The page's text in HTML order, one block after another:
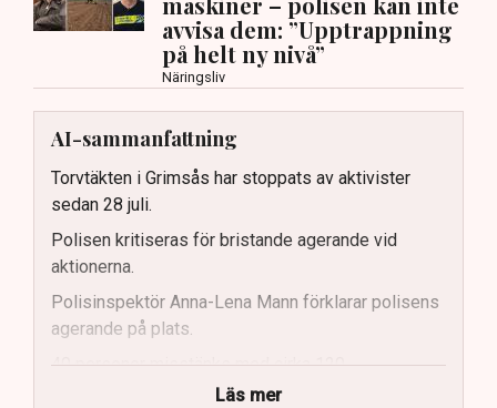
avvisa dem: ”Upptrappning
på helt ny nivå”
Näringsliv
AI-sammanfattning
Torvtäkten i Grimsås har stoppats av aktivister
sedan 28 juli.
Polisen kritiseras för bristande agerande vid
aktionerna.
Polisinspektör Anna-Lena Mann förklarar polisens
agerande på plats.
40 personer misstänks med cirka 120
brottsmisstankar kopplade.
Läs mer